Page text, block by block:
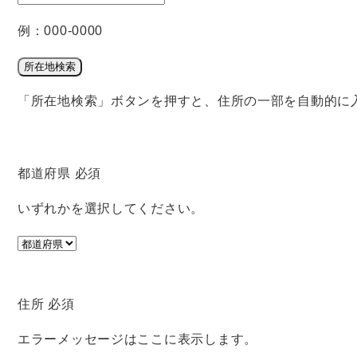
例：000-0000
所在地検索
「所在地検索」ボタンを押すと、住所の一部を自動的に
都道府県 必須
いずれかを選択してください。
住所 必須
エラーメッセージはここに表示します。